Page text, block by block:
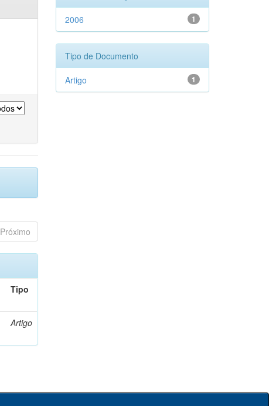
Próximo
Tipo
Artigo
1
2006
Tipo de Documento
1
Artigo